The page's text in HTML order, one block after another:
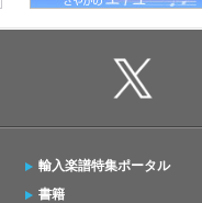
輸入楽譜特集ポータル
書籍